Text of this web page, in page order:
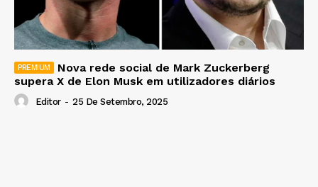
Nova rede social de Mark Zuckerberg
supera X de Elon Musk em utilizadores diários
Editor - 25 De Setembro, 2025